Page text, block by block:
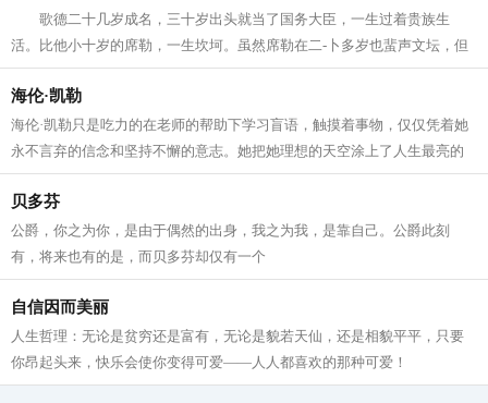
歌德二十几岁成名，三十岁出头就当了国务大臣，一生过着贵族生
活。比他小十岁的席勒，一生坎坷。虽然席勒在二-卜多岁也蜚声文坛，但
穷困与疾病一直伴随着他。尽管如此，歌德与席勒却保持着真诚的友谊。
席勒的友谊和勤奋使歌德从富贵享乐中惊起，又拿起笔来写作，包括
《浮土德》在内的许多名作的'问世，都与席勒的影响分不开。歌德满怀深
情地向席勒说："你给了我第二次青春，使我作为诗人复活了--我早巳不再
是诗人。"席勒也在朋友的鼓励下，抱病完成了最后一部伟大作品《威廉，
退尔》。这部作品的素材，都是歌德提供的。 他们一起出版过《女
神》杂志，合办过文艺刊物《霍伦》，共同出版过诗集《克赛尼恩》。他
们常常是一个人沟思，起草，另一个人修改润色，然后发表。互助的力
量，使他们的文艺作品进发出夺自的光辉。 席勒病故后，歌德悲痛万
分，他说： "如今我失去了明友，所以我的存在也丧失了一半"。二十七年
后，歌德也完成了尘世的历程，安然长睡在席勒身边。
海伦·凯勒
海伦·凯勒只是吃力的在老师的帮助下学习盲语，触摸着事物，仅仅凭着她
永不言弃的信念和坚持不懈的意志。她把她理想的天空涂上了人生最亮的
色彩
贝多芬
公爵，你之为你，是由于偶然的出身，我之为我，是靠自己。公爵此刻
有，将来也有的是，而贝多芬却仅有一个
自信因而美丽
人生哲理：无论是贫穷还是富有，无论是貌若天仙，还是相貌平平，只要
你昂起头来，快乐会使你变得可爱——人人都喜欢的那种可爱！